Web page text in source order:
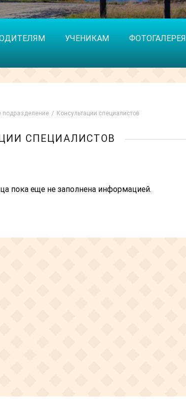
УЧЕНИКАМ ФОТОГАЛЕРЕЯ
подразделение Консультации специалистов
СПЕЦИАЛИСТОВ
пока еще не заполнена информацией.